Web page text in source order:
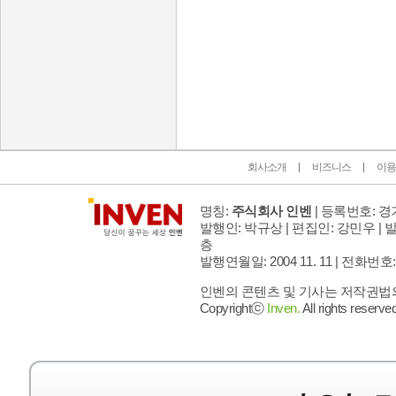
회사소개 비즈니스 이
명칭: 주식회사 인벤 | 등록번호: 경
발행인: 박규상 | 편집인: 강민우 |
층
발행연월일: 2004 11. 11 | 전화번호
인벤의 콘텐츠 및 기사는 저작권
Copyrightⓒ Inven.All rights